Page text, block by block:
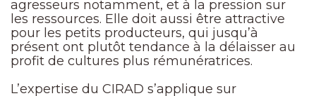
agresseurs notamment, et à la pression sur
les ressources. Elle doit aussi être attractive
pour les petits producteurs, qui jusqu’à
présent ont plutôt tendance à la délaisser au
profit de cultures plus rémunératrices.
L’expertise du CIRAD s’applique sur